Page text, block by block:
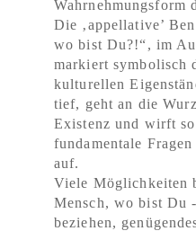
Wahrnehmungsform
Die ‚appellative’
wo bist Du?!“, im
markiert symbolisch
kulturellen
tief, geht an die
Existenz und wirft
fundamentale
auf.
Viele Möglichkeiten
Mensch, wo bist Du
beziehen,